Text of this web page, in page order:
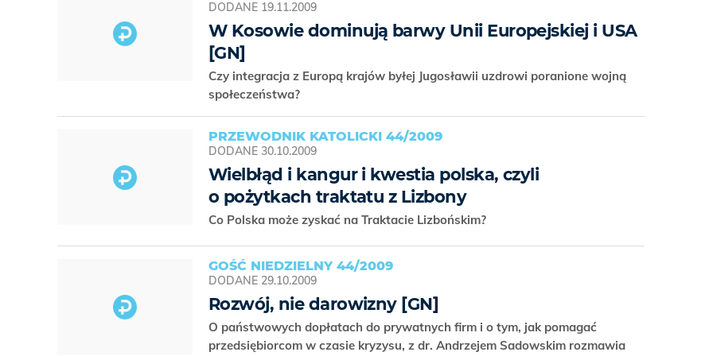
DODANE 19.11.2009
W Kosowie dominują barwy Unii Europejskiej i USA
[GN]
Czy integracja z Europą krajów byłej Jugosławii uzdrowi poranione wojną
społeczeństwa?
PRZEWODNIK KATOLICKI 44/2009
DODANE 30.10.2009
Wielbłąd i kangur i kwestia polska, czyli
o pożytkach traktatu z Lizbony
Co Polska może zyskać na Traktacie Lizbońskim?
GOŚĆ NIEDZIELNY 44/2009
DODANE 29.10.2009
Rozwój, nie darowizny [GN]
O państwowych dopłatach do prywatnych firm i o tym, jak pomagać
przedsiębiorcom w czasie kryzysu, z dr. Andrzejem Sadowskim rozmawia